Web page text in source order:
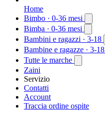
Home
Bimbo · 0-36 mesi
Bimba · 0-36 mesi
Bambini e ragazzi · 3-18
Bambine e ragazze · 3-18
Tutte le marche
Zaini
Servizio
Contatti
Account
Traccia ordine ospite